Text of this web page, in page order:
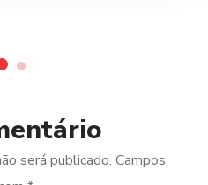
será publicado. Campos